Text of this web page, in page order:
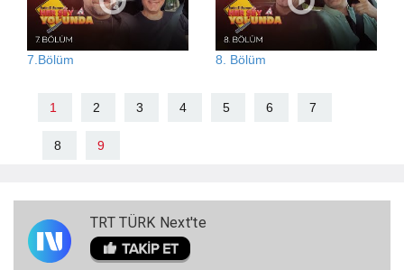
7.Bölüm 8. Bölüm
1 2 3 4 5 6 7
8 9
TRT TÜRK Next'te